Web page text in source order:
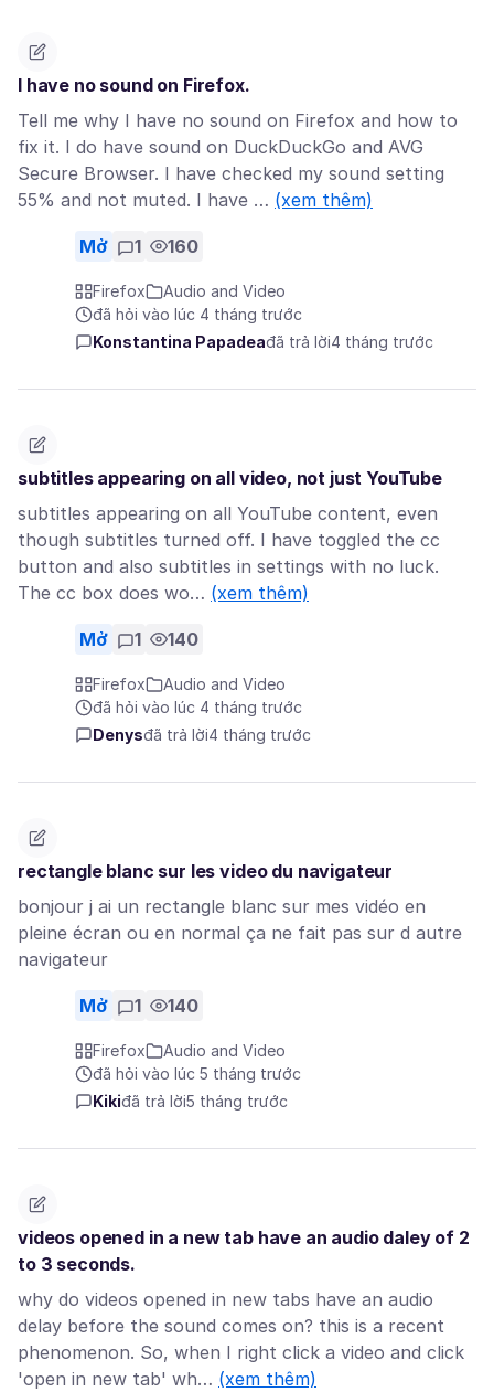
I have no sound on Firefox.
Tell me why I have no sound on Firefox and how to
fix it. I do have sound on DuckDuckGo and AVG
Secure Browser. I have checked my sound setting
55% and not muted. I have … (xem thêm)
Mở 1 160
Firefox
Audio and Video
đã hỏi vào lúc 4 tháng trước
Konstantina Papadeađã trả lời4 tháng trước
subtitles appearing on all video, not just YouTube
subtitles appearing on all YouTube content, even
though subtitles turned off. I have toggled the cc
button and also subtitles in settings with no luck.
The cc box does wo… (xem thêm)
Mở 1 140
Firefox
Audio and Video
đã hỏi vào lúc 4 tháng trước
Denysđã trả lời4 tháng trước
rectangle blanc sur les video du navigateur
bonjour j ai un rectangle blanc sur mes vidéo en
pleine écran ou en normal ça ne fait pas sur d autre
navigateur
Mở 1 140
Firefox
Audio and Video
đã hỏi vào lúc 5 tháng trước
Kikiđã trả lời5 tháng trước
videos opened in a new tab have an audio daley of 2
to 3 seconds.
why do videos opened in new tabs have an audio
delay before the sound comes on? this is a recent
phenomenon. So, when I right click a video and click
'open in new tab' wh… (xem thêm)